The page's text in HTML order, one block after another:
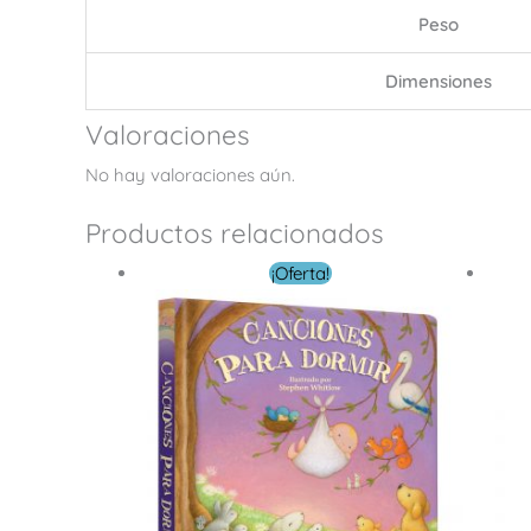
Peso
Dimensiones
Valoraciones
No hay valoraciones aún.
Productos relacionados
¡Oferta!
precio
original
era:
$ 5.00.
El
precio
actual
es:
$ 3.00.